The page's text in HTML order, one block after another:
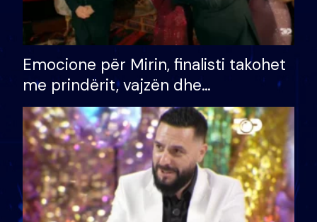
Emocione për Mirin, finalisti takohet
me prindërit, vajzën dhe
bashkëshorten: S’kemi ndonjë letër
divorci apo jo?